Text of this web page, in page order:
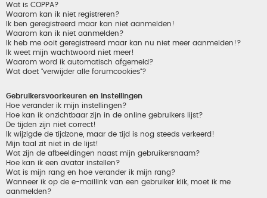
Wat is COPPA?
Waarom kan ik niet registreren?
Ik ben geregistreerd maar kan niet aanmelden!
Waarom kan ik niet aanmelden?
Ik heb me ooit geregistreerd maar kan nu niet meer aanmelden!?
Ik weet mijn wachtwoord niet meer!
Waarom word ik automatisch afgemeld?
Wat doet "verwijder alle forumcookies"?
Gebruikersvoorkeuren en instellingen
Hoe verander ik mijn instellingen?
Hoe kan ik onzichtbaar zijn in de online gebruikers lijst?
De tijden zijn niet correct!
Ik wijzigde de tijdzone, maar de tijd is nog steeds verkeerd!
Mijn taal zit niet in de lijst!
Wat zijn de afbeeldingen naast mijn gebruikersnaam?
Hoe kan ik een avatar instellen?
Wat is mijn rang en hoe verander ik mijn rang?
Wanneer ik op de e-maillink van een gebruiker klik, moet ik me
aanmelden?